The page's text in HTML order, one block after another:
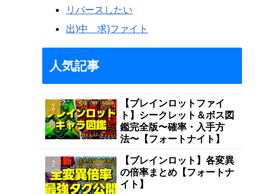
リバースしたい
出)中 求)ファイト
人気記事
【ブレインロットファイ
ト】シークレット＆ボス図
鑑完全版〜確率・入手方
法〜【フォートナイト】
【ブレインロット】各変異
の倍率まとめ【フォートナ
イト】